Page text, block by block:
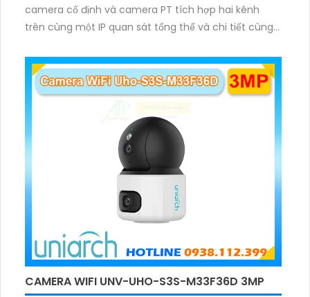
camera cố định và camera PT tích hợp hai kênh
trên cùng một IP quan sát tổng thể và chi tiết cùng
ánh sáng. Kết hợp hồng ngoại và đèn ấm cho hình
ảnh có màu trong nhiều điều kiện khác nhau trong
phạm vi 3m.
CAMERA WIFI UNV-UHO-S3S-M33F36D 3MP